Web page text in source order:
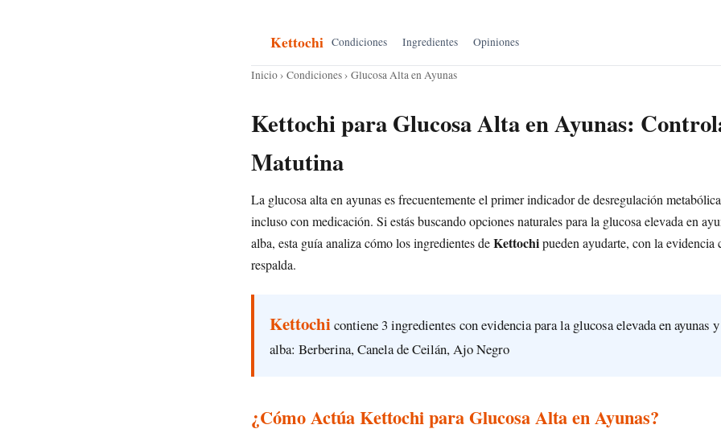
Kettochi Condiciones Ingredientes Opiniones
Inicio› Condiciones› Glucosa Alta en Ayunas
Kettochi para Glucosa Alta en Ayunas:
Matutina
La glucosa alta en ayunas es frecuentemente el primer indicador de desregulación
incluso con medicación. Si estás buscando opciones naturales para la glucosa elevada en
alba, esta guía analiza cómo los ingredientes deKettochipueden ayudarte, con la evidencia
respalda.
Kettochicontiene 3 ingredientes con evidencia para la glucosa elevada en ayunas
alba: Berberina, Canela de Ceilán, Ajo Negro
¿Cómo Actúa Kettochi para Glucosa Alta en Ayunas?